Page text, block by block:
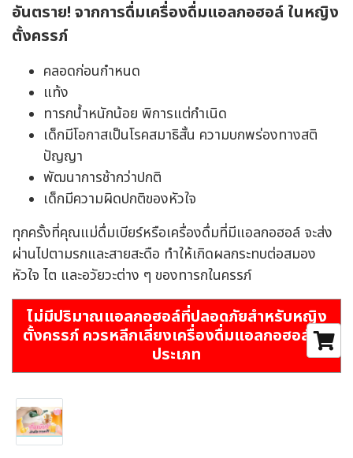
อันตราย! จากการดื่มเครื่องดื่มแอลกอฮอล์ ในหญิง
ตั้งครรภ์
คลอดก่อนกำหนด
แท้ง
ทารกน้ำหนักน้อย พิการแต่กำเนิด
เด็กมีโอกาสเป็นโรคสมาธิสั้น ความบกพร่องทางสติ
ปัญญา
พัฒนาการช้ากว่าปกติ
เด็กมีความผิดปกติของหัวใจ
ทุกครั้งที่คุณแม่ดื่มเบียร์หรือเครื่องดื่มที่มีแอลกอฮอล์ จะส่ง
ผ่านไปตามรกและสายสะดือ ทำให้เกิดผลกระทบต่อสมอง
หัวใจ ไต และอวัยวะต่าง ๆ ของทารกในครรภ์
ไม่มีปริมาณแอลกอฮอล์ที่ปลอดภัยสำหรับหญิง
ตั้งครรภ์ ควรหลีกเลี่ยงเครื่องดื่มแอลกอฮอล์ทุก
ประเภท